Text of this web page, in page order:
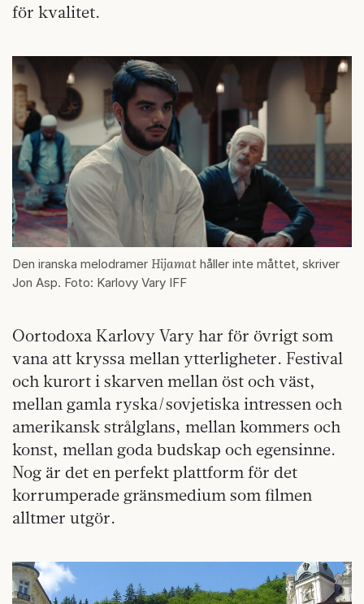
för kvalitet.
Den iranska melodramer Hijamat håller inte måttet, skriver
Jon Asp. Foto: Karlovy Vary IFF
Oortodoxa Karlovy Vary har för övrigt som
vana att kryssa mellan ytterligheter. Festival
och kurort i skarven mellan öst och väst,
mellan gamla ryska/sovjetiska intressen och
amerikansk strålglans, mellan kommers och
konst, mellan goda budskap och egensinne.
Nog är det en perfekt plattform för det
korrumperade gränsmedium som filmen
alltmer utgör.